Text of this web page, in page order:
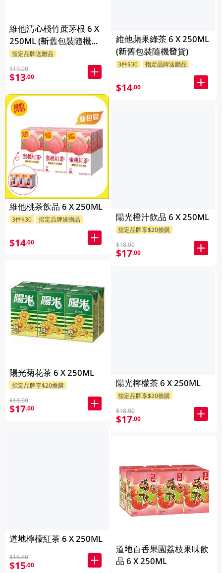
維他清心棧竹蔗茅根 6 X
250ML (新舊包裝隨機發
貨)
指定品牌送贈品
$19.00
$13.00
維他桃茶飲品 6 X 250ML
3件$30 指定品牌送贈品
$14.00
陽光菊花茶 6 X 250ML
指定品牌享$20換購
$18.00
$17.00
道地檸檬紅茶 6 X 250ML
$16.50
$15.00
維他蘋果綠茶 6 X 250ML
(新舊包裝隨機發貨)
3件$30 指定品牌送贈品
$14.00
陽光橙汁飲品 6 X 250ML
指定品牌享$20換購
$18.00
$17.00
陽光檸檬茶 6 X 250ML
指定品牌享$20換購
$18.00
$17.00
道地百香果園荔枝果味飲
品 6 X 250ML